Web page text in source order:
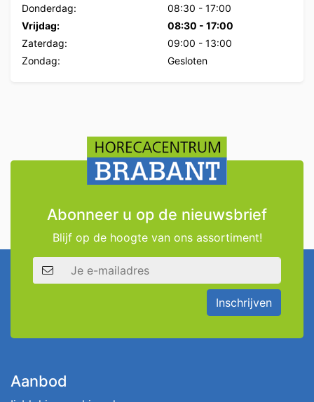
Donderdag:
08:30 - 17:00
Vrijdag:
08:30 - 17:00
Zaterdag:
09:00 - 13:00
Zondag:
Gesloten
Abonneer u op de nieuwsbrief
Blijf op de hoogte van ons assortiment!
E-mailadres
Inschrijven
Aanbod